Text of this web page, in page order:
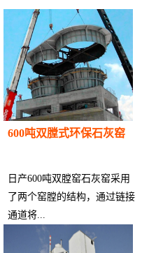
600吨双膛式环保石灰窑
日产600吨双膛窑石灰窑采用
了两个窑膛的结构，通过链接
通道将...
供应商：